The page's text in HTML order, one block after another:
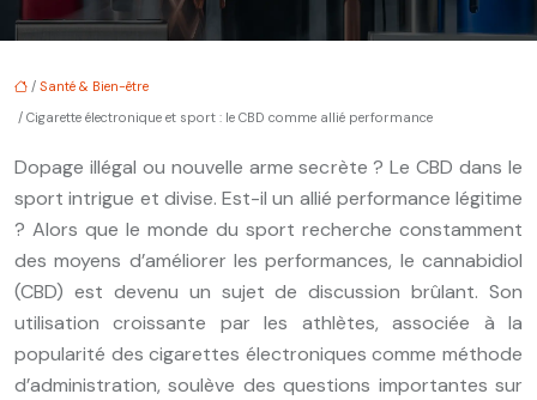
/ Santé & Bien-être
/ Cigarette électronique et sport : le CBD comme allié performance
Dopage illégal ou nouvelle arme secrète ? Le CBD dans le
sport intrigue et divise. Est-il un allié performance légitime
? Alors que le monde du sport recherche constamment
des moyens d’améliorer les performances, le cannabidiol
(CBD) est devenu un sujet de discussion brûlant. Son
utilisation croissante par les athlètes, associée à la
popularité des cigarettes électroniques comme méthode
d’administration, soulève des questions importantes sur